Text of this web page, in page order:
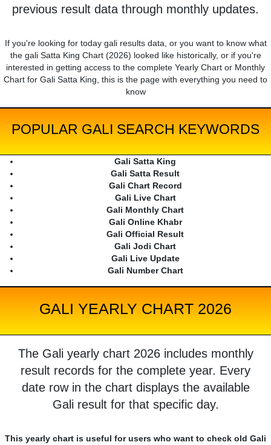
previous result data through monthly updates.
If you're looking for today gali results data, or you want to know what
the gali Satta King Chart (2026) looked like historically, or if you're
interested in getting access to the complete Yearly Chart or Monthly
Chart for Gali Satta King, this is the page with everything you need to
know
POPULAR GALI SEARCH KEYWORDS
Gali Satta King
Gali Satta Result
Gali Chart Record
Gali Live Chart
Gali Monthly Chart
Gali Online Khabr
Gali Official Result
Gali Jodi Chart
Gali Live Update
Gali Number Chart
GALI YEARLY CHART 2026
The Gali yearly chart 2026 includes monthly
result records for the complete year. Every
date row in the chart displays the available
Gali result for that specific day.
This yearly chart is useful for users who want to check old Gali